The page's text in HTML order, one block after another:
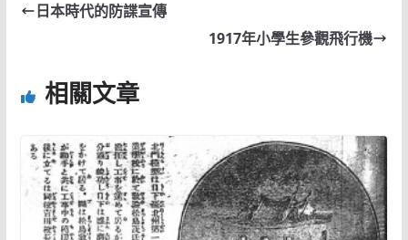
日本時代的防諜宣傳
1917年小學生參觀飛行機
相關文章